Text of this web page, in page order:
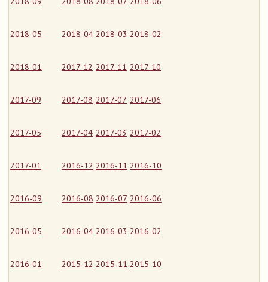
2018-05 2018-04 2018-03 2018-02
2018-01 2017-12 2017-11 2017-10
2017-09 2017-08 2017-07 2017-06
2017-05 2017-04 2017-03 2017-02
2017-01 2016-12 2016-11 2016-10
2016-09 2016-08 2016-07 2016-06
2016-05 2016-04 2016-03 2016-02
2016-01 2015-12 2015-11 2015-10